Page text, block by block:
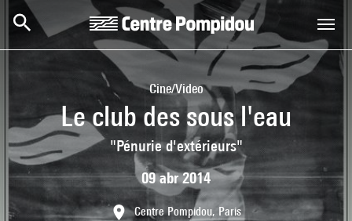
Skip to main content
Centre Pompidou
Cine/Video
Le club des sous l'eau
"Pénurie d'extérieurs"
09 abr 2014
Centre Pompidou, Paris